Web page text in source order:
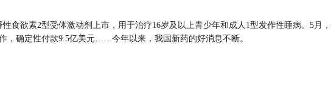
食欲素2型受体激动剂上市，用于治疗16岁及以上青少年和成人1型发作性睡病。5月
，确定性付款9.5亿美元……今年以来，我国新药的好消息不断。